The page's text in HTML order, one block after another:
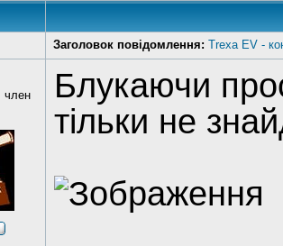
Заголовок повідомлення: Trexa EV -
член
Блукаючи
тільки не